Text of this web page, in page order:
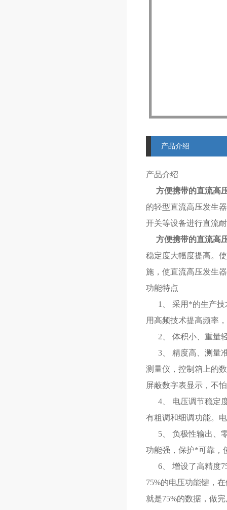
产品介绍
产品介绍
方便携带的直流高
的轻型直流高压发生
开关等设备进行直流
方便携带的直流高
稳定度大幅度提高。
施，使直流高压发生
功能特点
1、 采用*的生产技
用高频技术提高频率
2、 体积小、重量轻
3、 精度高、测量准
测量仪，控制箱上的
屏蔽数字表显示，不
4、 电压调节稳定度
有粗调和细调功能。
5、 负极性输出、零
功能强，保护*可靠，
6、 增设了高精度
75%的电压功能键，
就是75%的数据，做